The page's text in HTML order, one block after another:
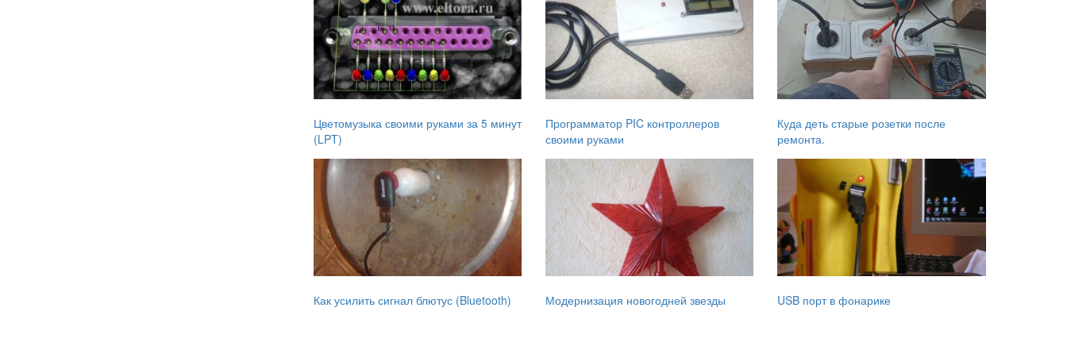
Цветомузыка своими руками за 5 минут
(LPT)
Программатор PIC контроллеров
своими руками
Куда деть старые розетки после
ремонта.
Как усилить сигнал блютус (Bluetooth) Модернизация новогодней звезды USB порт в фонарике